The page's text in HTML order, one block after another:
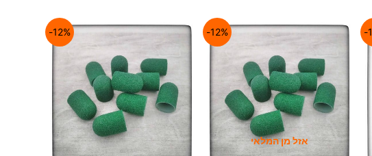
12%-
אזל מן המלאי
12%-